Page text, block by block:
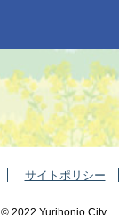
サイトポリシー
©️ 2022 Yurihonjo City